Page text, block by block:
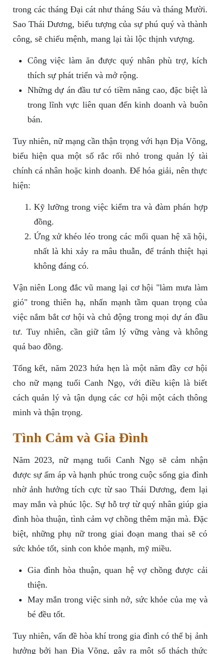
trong các tháng Đại cát như tháng Sáu và tháng Mười.
Sao Thái Dương, biểu tượng của sự phú quý và thành
công, sẽ chiếu mệnh, mang lại tài lộc thịnh vượng.
Công việc làm ăn được quý nhân phù trợ, kích
thích sự phát triển và mở rộng.
Những dự án đầu tư có tiềm năng cao, đặc biệt là
trong lĩnh vực liên quan đến kinh doanh và buôn
bán.
Tuy nhiên, nữ mạng cần thận trọng với hạn Địa Võng,
biểu hiện qua một số rắc rối nhỏ trong quản lý tài
chính cá nhân hoặc kinh doanh. Để hóa giải, nên thực
hiện:
Kỹ lưỡng trong việc kiểm tra và đàm phán hợp
đồng.
Ứng xử khéo léo trong các mối quan hệ xã hội,
nhất là khi xảy ra mâu thuẫn, để tránh thiệt hại
không đáng có.
Vận niên Long đắc vũ mang lại cơ hội "làm mưa làm
gió" trong thiên hạ, nhấn mạnh tầm quan trọng của
việc nắm bắt cơ hội và chủ động trong mọi dự án đầu
tư. Tuy nhiên, cần giữ tâm lý vững vàng và không
quá bao đồng.
Tổng kết, năm 2023 hứa hẹn là một năm đầy cơ hội
cho nữ mạng tuổi Canh Ngọ, với điều kiện là biết
cách quản lý và tận dụng các cơ hội một cách thông
minh và thận trọng.
Tình Cảm và Gia Đình
Năm 2023, nữ mạng tuổi Canh Ngọ sẽ cảm nhận
được sự ấm áp và hạnh phúc trong cuộc sống gia đình
nhờ ảnh hưởng tích cực từ sao Thái Dương, đem lại
may mắn và phúc lộc. Sự hỗ trợ từ quý nhân giúp gia
đình hòa thuận, tình cảm vợ chồng thêm mặn mà. Đặc
biệt, những phụ nữ trong giai đoạn mang thai sẽ có
sức khỏe tốt, sinh con khỏe mạnh, mỹ miều.
Gia đình hòa thuận, quan hệ vợ chồng được cải
thiện.
May mắn trong việc sinh nở, sức khỏe của mẹ và
bé đều tốt.
Tuy nhiên, vấn đề hòa khí trong gia đình có thể bị ảnh
hưởng bởi hạn Địa Võng, gây ra một số thách thức